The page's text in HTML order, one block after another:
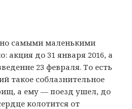
самыми маленькими
акция до 31 января 2016, а
23 февраля. То есть
такое соблазнительное
а ему — поезд ушел, до
колотится от